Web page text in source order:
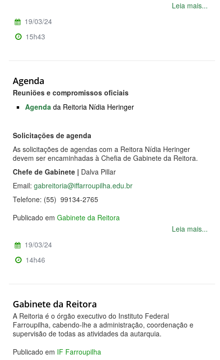
Leia mais...
19/03/24
15h43
Agenda
Reuniões e compromissos oficiais
Agenda da Reitoria Nídia Heringer
Solicitações de agenda
As solicitações de agendas com a Reitora Nídia Heringer
devem ser encaminhadas à Chefia de Gabinete da Reitora.
Chefe de Gabinete | Dalva Pillar
Email: gabreitoria@iffarroupilha.edu.br
Telefone: (55) 99134-2765
Publicado em Gabinete da Reitora
Leia mais...
19/03/24
14h46
Gabinete da Reitora
A Reitoria é o órgão executivo do Instituto Federal
Farroupilha, cabendo-lhe a administração, coordenação e
supervisão de todas as atividades da autarquia.
Publicado em IF Farroupilha